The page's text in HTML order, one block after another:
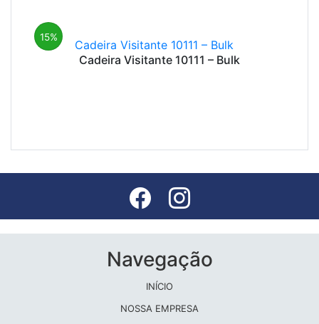
15%
Cadeira Visitante 10111 – Bulk
Navegação
INÍCIO
NOSSA EMPRESA